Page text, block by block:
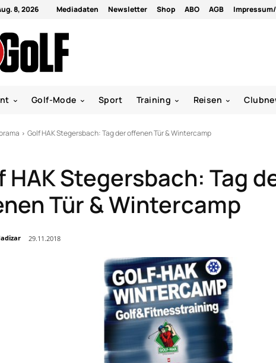
8, 2026 Mediadaten Newsletter Shop ABO AGB
Golf-Mode Sport Training Reisen
Golf HAK Stegersbach: Tag der offenen Tür & Wintercamp
HAK Stegersbach: Tag
Tür & Wintercamp
29.11.2018